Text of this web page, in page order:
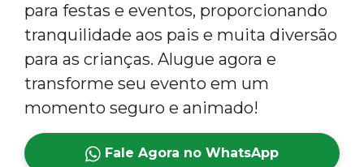
para festas e eventos, proporcionando
tranquilidade aos pais e muita diversão
para as crianças. Alugue agora e
transforme seu evento em um
momento seguro e animado!
Fale Agora no WhatsApp